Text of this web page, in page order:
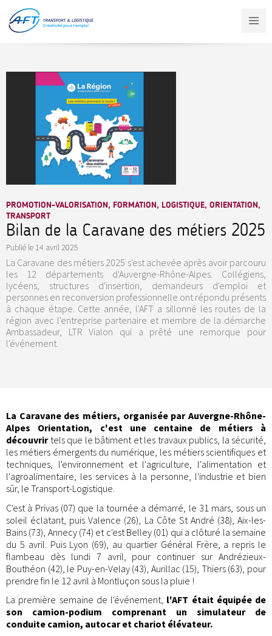
contenu
principal
PROMOTION-VALORISATION, FORMATION, LOGISTIQUE, ORIENTATION,
TRANSPORT
Bilan de la Caravane des métiers 2025
Publié le 14 avril 2025
La Caravane des métiers 2025 s'est achevée après avoir parcouru
les 12 départements d'Auvergne-Rhône-Alpes. Collégiens,
lycéens, structures d'insertion, demandeurs d'emploi et
personnes en reconversion professionnelle ont répondu présents
à chaque étape. Cette année, l'AFT a sillonné les routes de la
région avec l'entreprise partenaire et membre de la démarche
Ambassadeur, LTR Vialon qui a prêté une remorque pour
l'événement.
La Caravane des métiers, organisée par Auvergne-Rhône-
Alpes Orientation, c'est une centaine de métiers à
découvrirtels que le bâtiment et les travaux publics, la sécurité,
les métiers émergents du numérique, les métiers scientifiques et
techniques, l'environnement et l'agriculture, l'alimentation et
l'agroalimentaire, les services à la personne, l'industrie et bien
sûr, le Transport-Logistique.
C'est à Privas (07) que la tournée a démarré, le 31 mars, sous un
soleil éclatant, puis Valence (26), La Côte St André (38), Aix-les-
Bains (73), Annecy (74) et c'est Belley (01) qui a clôturé la semaine
du 5 avril. Puis Lyon (69), au quartier Général Frère, a repris le
flambeau dès lundi 7 avril, pour continuer sur Andrézieux-
Bouthéon (42), le Puy-en-Velay (43), Aurillac (15), Thiers (63), pour
prendre fin le 12 avril à Montluçon sous la pluie !
La première semaine de l'événement, l'AFT était équipée de
son camion-podium comprenant un simulateur de
conduite camion, autocar et chariot élévateur.